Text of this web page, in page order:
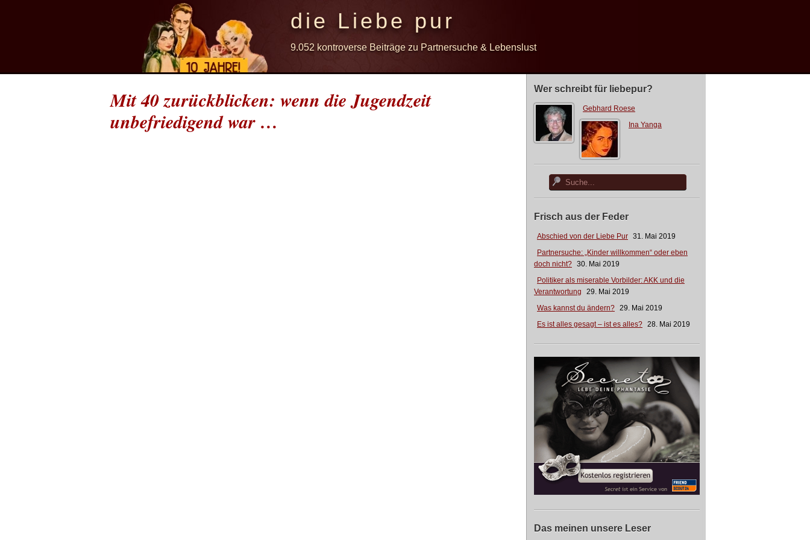
die Liebe pur
9.052 kontroverse Beiträge zu Partnersuche & Lebenslust
Wer schreibt für liebepur?
Gebhard Roese
Ina Yanga
Frisch aus der Feder
Abschied von der Liebe Pur 31. Mai 2019
Partnersuche: „Kinder willkommen“ oder eben
doch nicht? 30. Mai 2019
Politiker als miserable Vorbilder: AKK und die
Verantwortung
29. Mai 2019
Was kannst du ändern? 29. Mai 2019
Es ist alles gesagt – ist es alles? 28. Mai 2019
Das meinen unsere Leser
Mit 40 zurückblicken: wenn die Jugendzeit
unbefriedigend war …